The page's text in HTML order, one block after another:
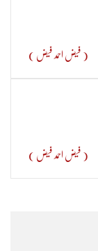
( فیض احمد فیض )
( فیض احمد فیض )